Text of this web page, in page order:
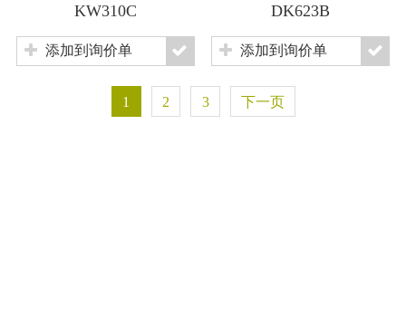
KW310C
添加到询价单
DK623B
添加到询价单
1 2 3 下一页